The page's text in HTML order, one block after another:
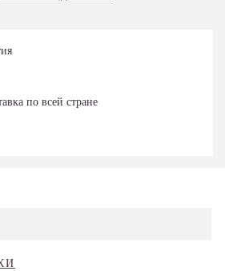
по всей стране